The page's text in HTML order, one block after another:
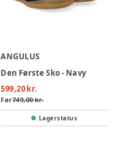
ANGULUS
Den Første Sko - Navy
599,20 kr.
Før749,00 kr.
Lagerstatus